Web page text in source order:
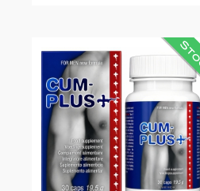
Supliment natural care crește
volumul și valoarea spermei
imediat pe termen. Reduce
pierderile de încredere și suportă
niveluri normale de testosteron,
crește mobilitatea
spermatozoizilor. Corespunzător
pentru masculii care doresc
efecte concrete în fertilitate și
reușită sexuală zilnică. 30 capsule.